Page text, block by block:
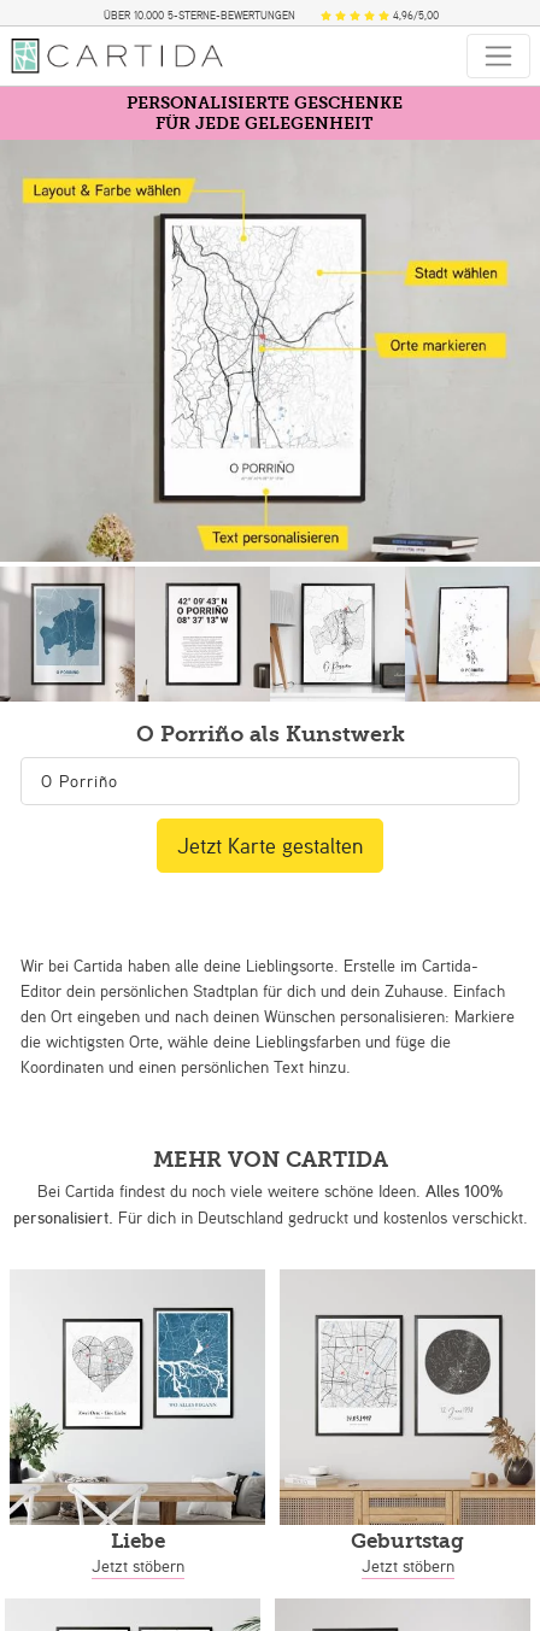
ÜBER 10.000 5-STERNE-BEWERTUNGEN 4,96/5,00
PERSONALISIERTE GESCHENKE
FÜR JEDE GELEGENHEIT
O Porriño als Kunstwerk
Wir bei Cartida haben alle deine Lieblingsorte. Erstelle im Cartida-
Editor dein persönlichen Stadtplan für dich und dein Zuhause. Einfach
den Ort eingeben und nach deinen Wünschen personalisieren: Markiere
die wichtigsten Orte, wähle deine Lieblingsfarben und füge die
Koordinaten und einen persönlichen Text hinzu.
Jetzt Karte gestalten
MEHR VON CARTIDA
Bei Cartida findest du noch viele weitere schöne Ideen. Alles 100%
personalisiert. Für dich in Deutschland gedruckt und kostenlos verschickt.
Liebe
Jetzt stöbern
Geburtstag
Jetzt stöbern